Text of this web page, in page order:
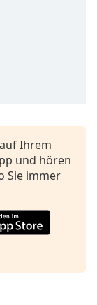
auf Ihrem
und hören
Sie immer